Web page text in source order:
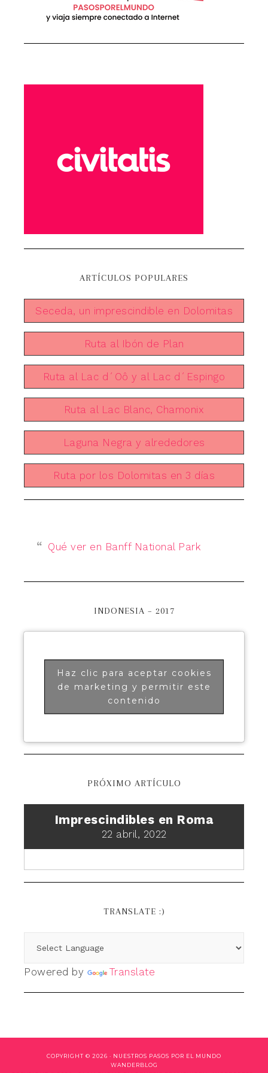
ARTÍCULOS POPULARES
Seceda, un imprescindible en Dolomitas
Ruta al Ibón de Plan
Ruta al Lac d´Oô y al Lac d´Espingo
Ruta al Lac Blanc, Chamonix
Laguna Negra y alrededores
Ruta por los Dolomitas en 3 días
Qué ver en Banff National Park
INDONESIA – 2017
Haz clic para aceptar cookies
de marketing y permitir este
contenido
PRÓXIMO ARTÍCULO
Imprescindibles en Roma
22 abril, 2022
TRANSLATE :)
Powered by Translate
COPYRIGHT © 2026 · NUESTROS PASOS POR EL MUNDO
WANDERBLOG